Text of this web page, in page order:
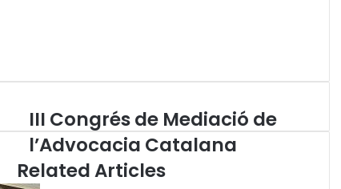
I
I
C
o
III Congrés de Mediació de
l’Advocacia Catalana
Related Articles